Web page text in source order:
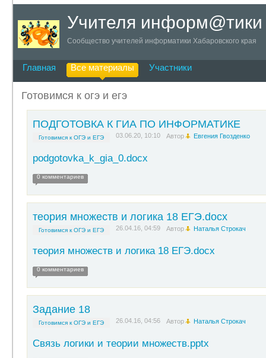
Учителя информ@тики
Сообщество учителей информатики Хабаровского края
Главная Все материалы Участники
Готовимся к огэ и егэ
ПОДГОТОВКА К ГИА ПО ИНФОРМАТИКЕ
Готовимся к ОГЭ и ЕГЭ 03.06.20, 10:10 Автор Евгения Гвозденко
podgotovka_k_gia_0.docx
0 комментариев
теория множеств и логика 18 ЕГЭ.docx
Готовимся к ОГЭ и ЕГЭ 26.04.16, 04:59 Автор Наталья Строкач
теория множеств и логика 18 ЕГЭ.docx
0 комментариев
Задание 18
Готовимся к ОГЭ и ЕГЭ 26.04.16, 04:56 Автор Наталья Строкач
Связь логики и теории множеств.pptx